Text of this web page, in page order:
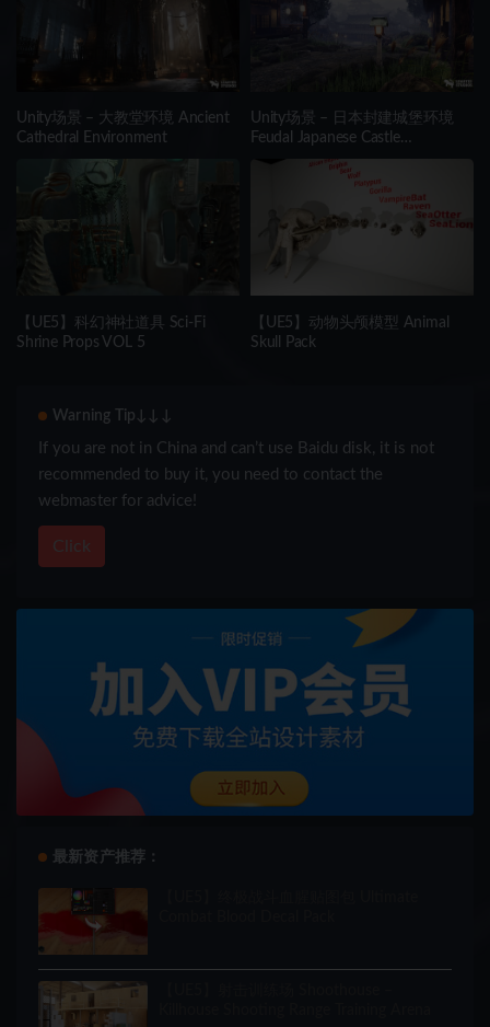
Unity场景 – 大教堂环境 Ancient
Cathedral Environment
Unity场景 – 日本封建城堡环境
Feudal Japanese Castle
Environment
【UE5】科幻神社道具 Sci-Fi
Shrine Props VOL 5
【UE5】动物头颅模型 Animal
Skull Pack
Warning Tip↓↓↓
If you are not in China and can’t use Baidu disk, it is not
recommended to buy it, you need to contact the
webmaster for advice!
Click
最新资产推荐：